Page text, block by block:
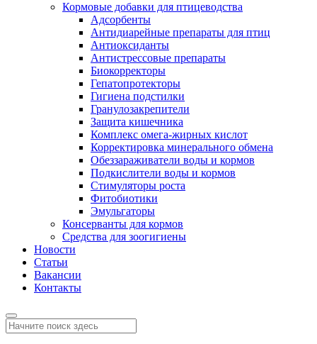
Кормовые добавки для птицеводства
Адсорбенты
Антидиарейные препараты для птиц
Антиоксиданты
Антистрессовые препараты
Биокорректоры
Гепатопротекторы
Гигиена подстилки
Гранулозакрепители
Защита кишечника
Комплекс омега-жирных кислот
Корректировка минерального обмена
Обеззараживатели воды и кормов
Подкислители воды и кормов
Стимуляторы роста
Фитобиотики
Эмульгаторы
Консерванты для кормов
Средства для зоогигиены
Новости
Статьи
Вакансии
Контакты